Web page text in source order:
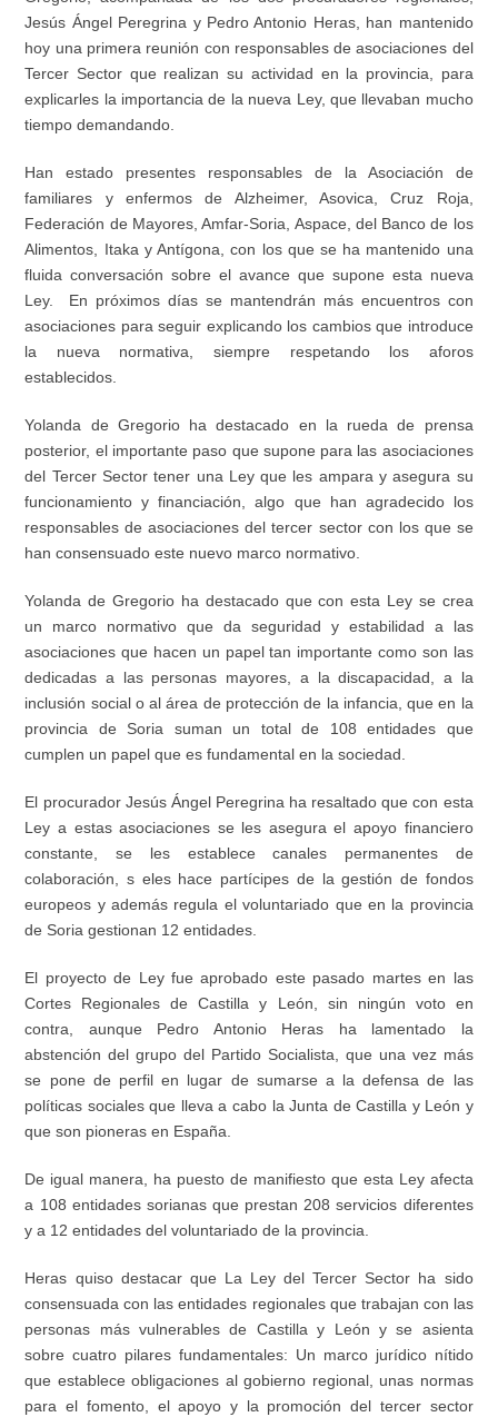
Jesús Ángel Peregrina y Pedro Antonio Heras, han mantenido
hoy una primera reunión con responsables de asociaciones del
Tercer Sector que realizan su actividad en la provincia, para
explicarles la importancia de la nueva Ley, que llevaban mucho
tiempo demandando.
Han estado presentes responsables de la Asociación de
familiares y enfermos de Alzheimer, Asovica, Cruz Roja,
Federación de Mayores, Amfar-Soria, Aspace, del Banco de los
Alimentos, Itaka y Antígona, con los que se ha mantenido una
fluida conversación sobre el avance que supone esta nueva
Ley. En próximos días se mantendrán más encuentros con
asociaciones para seguir explicando los cambios que introduce
la nueva normativa, siempre respetando los aforos
establecidos.
Yolanda de Gregorio ha destacado en la rueda de prensa
posterior, el importante paso que supone para las asociaciones
del Tercer Sector tener una Ley que les ampara y asegura su
funcionamiento y financiación, algo que han agradecido los
responsables de asociaciones del tercer sector con los que se
han consensuado este nuevo marco normativo.
Yolanda de Gregorio ha destacado que con esta Ley se crea
un marco normativo que da seguridad y estabilidad a las
asociaciones que hacen un papel tan importante como son las
dedicadas a las personas mayores, a la discapacidad, a la
inclusión social o al área de protección de la infancia, que en la
provincia de Soria suman un total de 108 entidades que
cumplen un papel que es fundamental en la sociedad.
El procurador Jesús Ángel Peregrina ha resaltado que con esta
Ley a estas asociaciones se les asegura el apoyo financiero
constante, se les establece canales permanentes de
colaboración, s eles hace partícipes de la gestión de fondos
europeos y además regula el voluntariado que en la provincia
de Soria gestionan 12 entidades.
El proyecto de Ley fue aprobado este pasado martes en las
Cortes Regionales de Castilla y León, sin ningún voto en
contra, aunque Pedro Antonio Heras ha lamentado la
abstención del grupo del Partido Socialista, que una vez más
se pone de perfil en lugar de sumarse a la defensa de las
políticas sociales que lleva a cabo la Junta de Castilla y León y
que son pioneras en España.
De igual manera, ha puesto de manifiesto que esta Ley afecta
a 108 entidades sorianas que prestan 208 servicios diferentes
y a 12 entidades del voluntariado de la provincia.
Heras quiso destacar que La Ley del Tercer Sector ha sido
consensuada con las entidades regionales que trabajan con las
personas más vulnerables de Castilla y León y se asienta
sobre cuatro pilares fundamentales: Un marco jurídico nítido
que establece obligaciones al gobierno regional, unas normas
para el fomento, el apoyo y la promoción del tercer sector